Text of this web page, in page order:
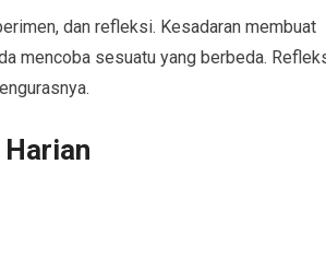
dan refleksi. Kesadaran membuat
mencoba sesuatu yang berbeda.